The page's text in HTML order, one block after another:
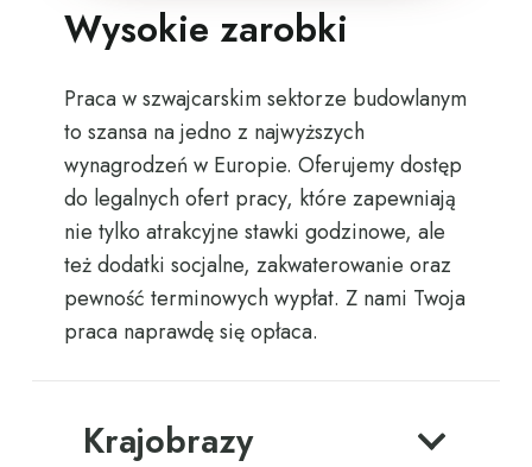
Wysokie zarobki
Pracawszwajcarskimsektorze budowlanym
to szansa najedno z najwyższych
wynagrodzeń w Europie. Oferujemydostęp
do legalnychofert pracy, które zapewniają
nie tylko atrakcyjne stawki godzinowe, ale
teżdodatki socjalne, zakwaterowanie oraz
pewność terminowychwypłat. Z nami Twoja
praca naprawdęsięopłaca.
Krajobrazy